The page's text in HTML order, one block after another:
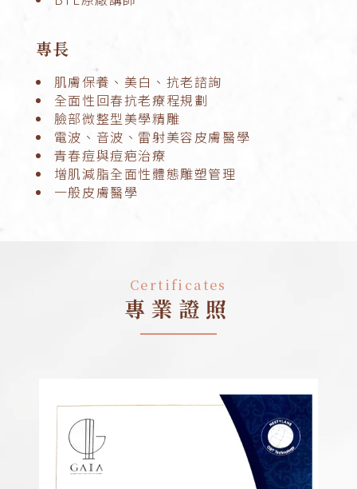
專長
肌膚保養、美白、抗老諮詢
全面性回春抗老療程規劃
臉部微整型美學精雕
電波、音波、雷射美容皮膚醫學
青春痘與痘疤治療
增肌減脂全面性體態雕塑管理
一般皮膚醫學
Certificates
專業證照